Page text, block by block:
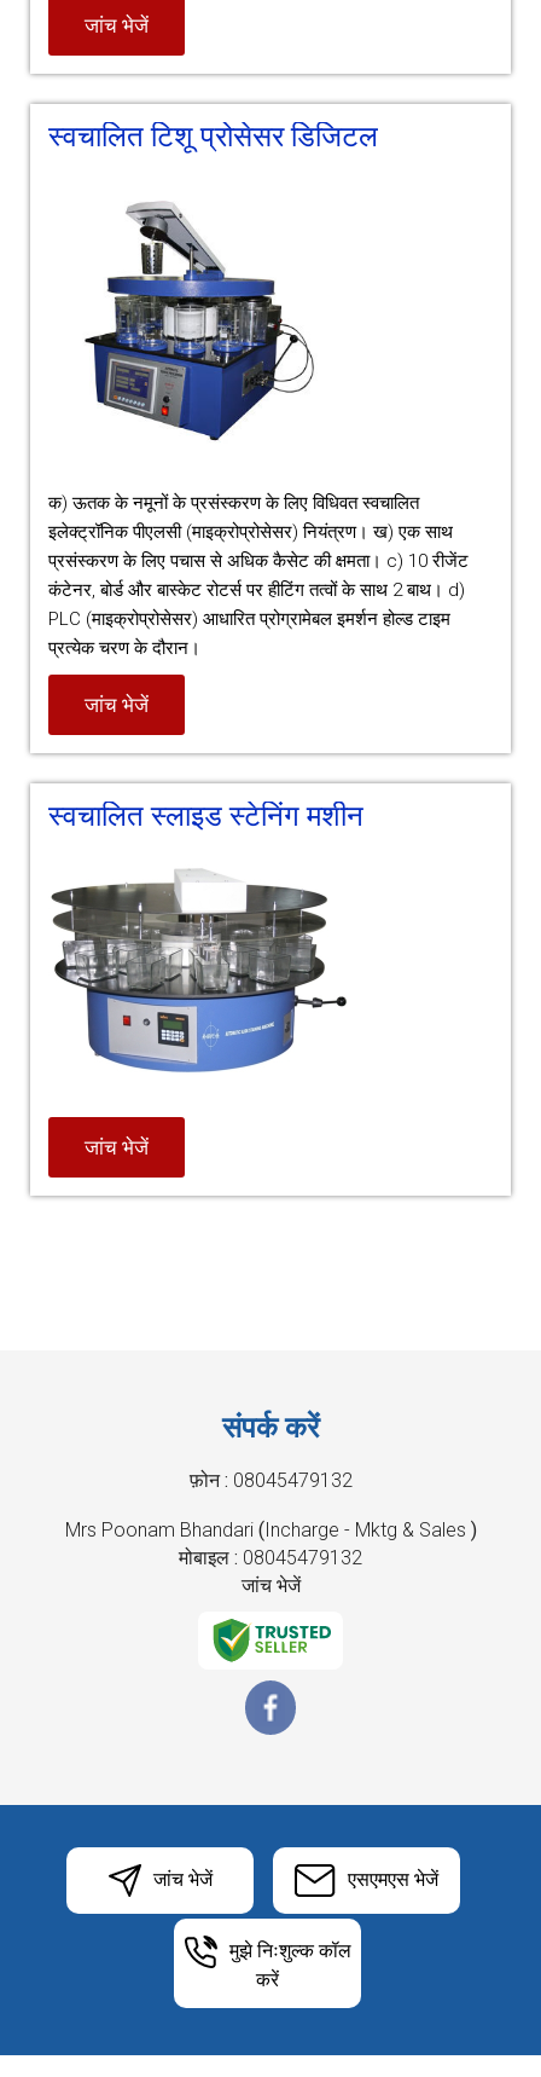
जांच भेजें
स्वचालित टिशू प्रोसेसर डिजिटल
क) ऊतक के नमूनों के प्रसंस्करण के लिए विधिवत स्वचालित
इलेक्ट्रॉनिक पीएलसी (माइक्रोप्रोसेसर) नियंत्रण। ख) एक साथ
प्रसंस्करण के लिए पचास से अधिक कैसेट की क्षमता। c) 10 रीजेंट
कंटेनर, बोर्ड और बास्केट रोटर्स पर हीटिंग तत्वों के साथ 2 बाथ। d)
PLC (माइक्रोप्रोसेसर) आधारित प्रोग्रामेबल इमर्शन होल्ड टाइम
प्रत्येक चरण के दौरान।
जांच भेजें
स्वचालित स्लाइड स्टेनिंग मशीन
जांच भेजें
संपर्क करें
फ़ोन : 08045479132
Mrs Poonam Bhandari(Incharge - Mktg & Sales )
मोबाइल : 08045479132
जांच भेजें
जांच भेजें एसएमएस भेजें
मुझे निःशुल्क कॉल
करें